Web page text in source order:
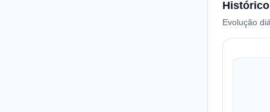
Evolução